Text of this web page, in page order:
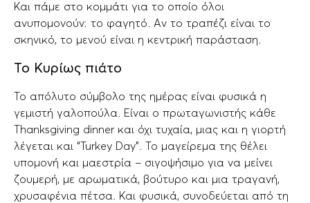
Και πάμε στο κομμάτι για το οποίο όλοι
ανυπομονούν: το φαγητό. Αν το τραπέζι είναι το
σκηνικό, το μενού είναι η κεντρική παράσταση.
Το Κυρίως πιάτο
Το απόλυτο σύμβολο της ημέρας είναι φυσικά η
γεμιστή γαλοπούλα. Είναι ο πρωταγωνιστής κάθε
Thanksgiving dinner και όχι τυχαία, μιας και η γιορτή
λέγεται και “Turkey Day”. Το μαγείρεμα της θέλει
υπομονή και μαεστρία – σιγοψήσιμο για να μείνει
ζουμερή, με αρωματικά, βούτυρο και μια τραγανή,
χρυσαφένια πέτσα. Και φυσικά, συνοδεύεται από τη